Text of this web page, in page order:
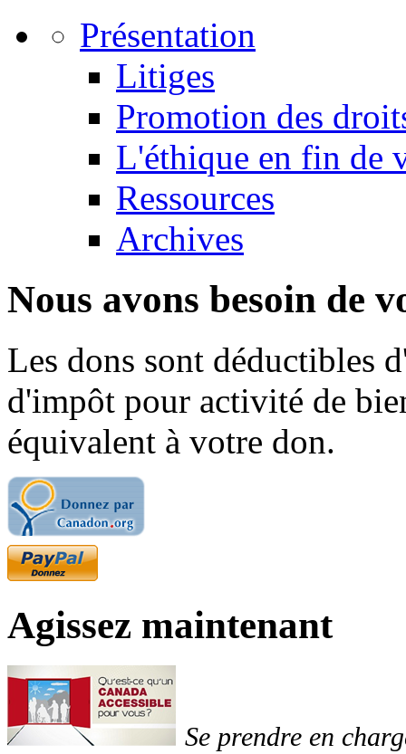
Présentation
Litiges
Promotion des
L'éthique en fin de
Ressources
Archives
Nous avons besoin de
Les dons sont déductibles
d'impôt pour activité de
équivalent à votre don.
Agissez maintenant
Se prendre en